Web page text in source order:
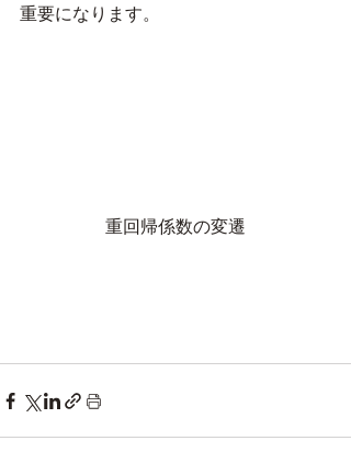
重要になります。
重回帰係数の変遷